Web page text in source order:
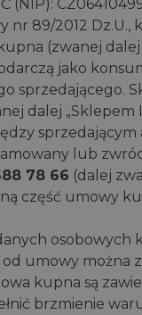
(NIP):
nr 89/2012
(zwanej
jako
sprzedającego.
dalej „Sklepem
sprzedającym
lub
78 66 (dalej
część umowy
osobowych
umowy można
kupna są
brzmienie